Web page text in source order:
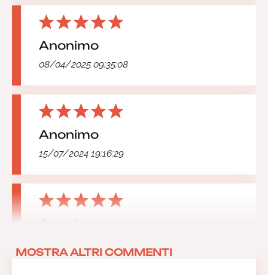
Anonimo
08/04/2025 09:35:08
Anonimo
15/07/2024 19:16:29
MOSTRA ALTRI COMMENTI